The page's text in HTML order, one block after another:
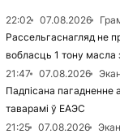
22:02 07.08.2026
Рассельгаснагляд не
вобласць 1 тону масла
21:47
07.08.2026
Падпісана пагадненне
таварамі ў ЕАЭС
21:25
07.08.2026